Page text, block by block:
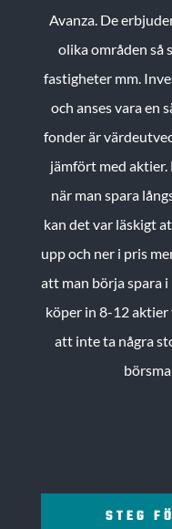
Avanza. De
olika områden så
fastigheter mm.
och anses vara en
fonder är
jämfört med
när man spara
kan det var läskigt
upp och ner i pris
att man börja spara
köper in 8-12
att inte ta några
STEG